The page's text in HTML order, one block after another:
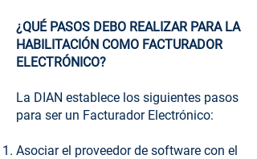
¿QUÉ PASOS DEBO REALIZAR PARA LA
HABILITACIÓN COMO FACTURADOR
ELECTRÓNICO?
La DIAN establece los siguientes pasos
para ser un Facturador Electrónico:
Asociar el proveedor de software con el